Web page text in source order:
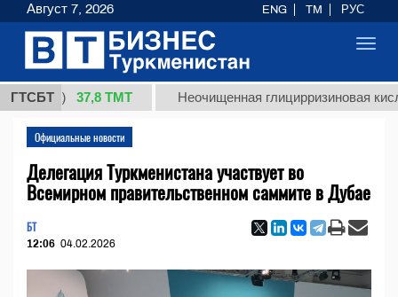
ГТСБТ
37,8 ТМТ Неочищенная глицирризиновая кислота
Официальные новости
Делегация Туркменистана участвует во
Всемирном правительственном саммите в Дубае
БТ
12:06 04.02.2026
Август 7, 2026 ENG TM РУС